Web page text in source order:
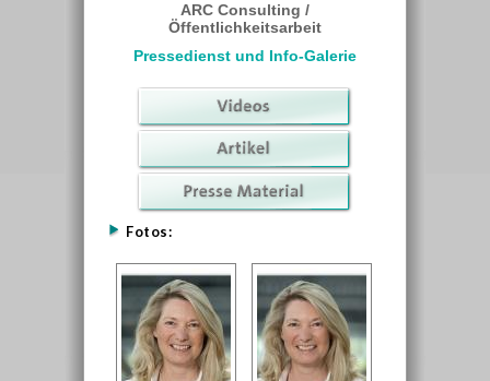
ARC Consulting /
Öffentlichkeitsarbeit
Pressedienst und Info-Galerie
Fotos: